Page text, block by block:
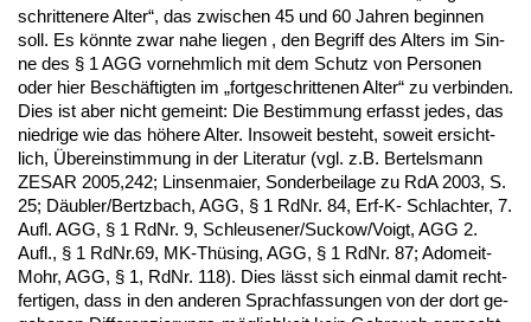
schrit­te­ne­re Al­ter“, das zwi­schen 45 und 60 Jah­ren be­gin­nen
soll. Es könn­te zwar na­he lie­gen , den Be­griff des Al­ters im Sin­
ne des § 1 AGG vor­nehm­lich mit dem Schutz von Per­so­nen
oder hier Beschäftig­ten im „fort­ge­schrit­te­nen Al­ter“ zu ver­bin­den.
Dies ist aber nicht ge­meint: Die Be­stim­mung er­fasst je­des, das
nied­ri­ge wie das höhe­re Al­ter. In­so­weit be­steht, so­weit er­sicht­
lich, Übe­rein­stim­mung in der Li­te­ra­tur (vgl. z.B. Ber­tels­mann
ZESAR 2005,242; Lin­sen­mai­er, Son­der­bei­la­ge zu RdA 2003, S.
25; Däubler/Bertz­bach, AGG, § 1 Rd­Nr. 84, Erf-K- Schlach­ter, 7.
Aufl. AGG, § 1 Rd­Nr. 9, Schleu­se­ner/Suckow/Voigt, AGG 2.
Aufl., § 1 Rd­Nr.69, MK-Thüsing, AGG, § 1 Rd­Nr. 87; Adom­eit-
Mohr, AGG, § 1, Rd­Nr. 118). Dies lässt sich ein­mal da­mit recht-
fer­ti­gen, dass in den an­de­ren Sprach­fas­sun­gen von der dort ge­